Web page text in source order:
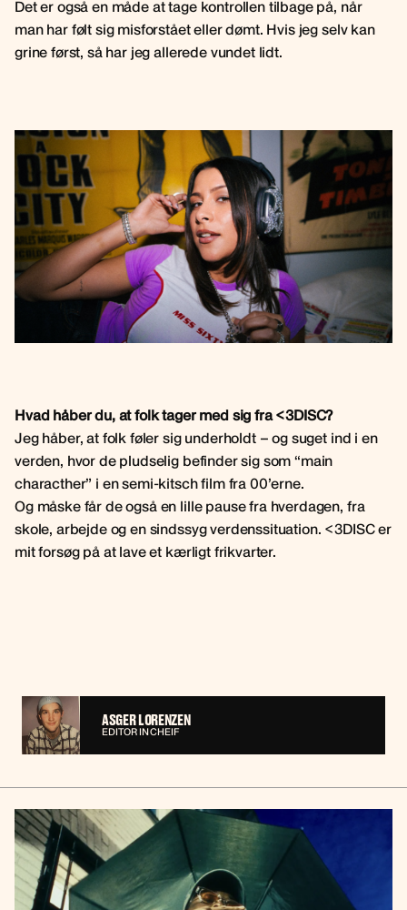
Det er også en måde at tage kontrollen tilbage på, når
man har følt sig misforstået eller dømt. Hvis jeg selv kan
grine først, så har jeg allerede vundet lidt.
Hvad håber du, at folk tager med sig fra <3DISC?
Jeg håber, at folk føler sig underholdt – og suget ind i en
verden, hvor de pludselig befinder sig som “main
characther” i en semi-kitsch film fra 00’erne.
Og måske får de også en lille pause fra hverdagen, fra
skole, arbejde og en sindssyg verdenssituation. <3DISC er
mit forsøg på at lave et kærligt frikvarter.
ASGER LORENZEN
EDITOR IN CHEIF